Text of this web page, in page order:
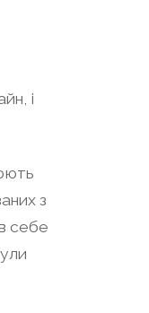
і
з
себе